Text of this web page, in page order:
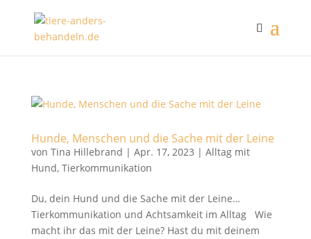
Hunde, Menschen und die Sache mit der Leine
von Tina Hillebrand | Apr. 17, 2023 | Alltag mit
Hund, Tierkommunikation
Du, dein Hund und die Sache mit der Leine…
Tierkommunikation und Achtsamkeit im Alltag Wie
macht ihr das mit der Leine? Hast du mit deinem